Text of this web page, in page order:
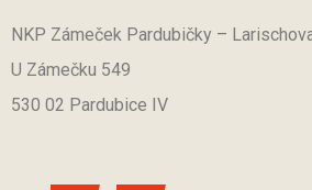
NKP Zámeček Pardubičky –
U Zámečku 549
530 02 Pardubice IV